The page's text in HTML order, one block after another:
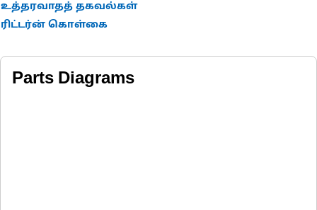
உத்தரவாதத் தகவல்கள்
ரிட்டர்ன் கொள்கை
Parts Diagrams